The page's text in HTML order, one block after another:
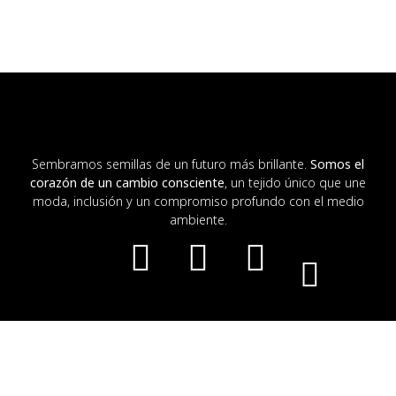
Sembramos semillas de un futuro más brillante. Somos el
corazón de un cambio consciente, un tejido único que une
moda, inclusión y un compromiso profundo con el medio
ambiente.